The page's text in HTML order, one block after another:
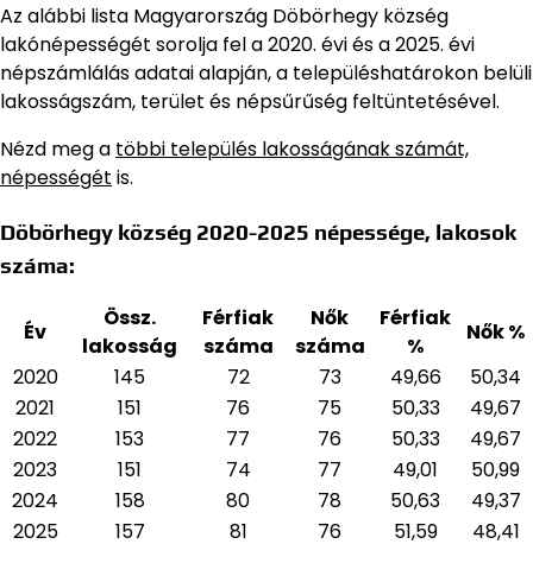
Az alábbi lista Magyarország Döbörhegy község
lakónépességét sorolja fel a 2020. évi és a 2025. évi
népszámlálás adatai alapján,a településhatárokon belüli
lakosságszám, terület és népsűrűség feltüntetésével.
Nézd meg a többi település lakosságának számát,
népességét is.
Döbörhegy község 2020-2025 népessége, lakosok
száma:
Év
Össz.
lakosság
Férfiak
száma
Nők
száma
Férfiak
%
Nők %
2020
145 72 73 49,66
50,34
2021
151 76 75 50,33
49,67
2022
153 77 76 50,33
49,67
2023
151 74 77 49,01
50,99
2024
158 80 78 50,63
49,37
2025
157 81 76 51,59 48,41